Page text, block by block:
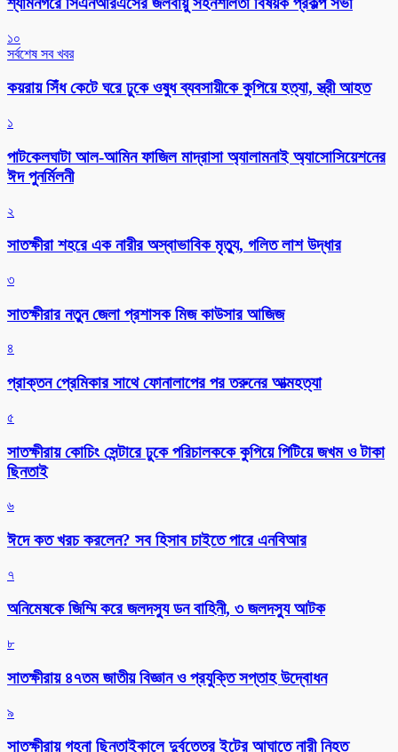
১০
সর্বশেষ সব খবর
কয়রায় সিঁধ কেটে ঘরে ঢুকে ওষুধ ব্যবসায়ীকে কুপিয়ে হত্যা, স্ত্রী আহত
১
পাটকেলঘাটা আল-আমিন ফাজিল মাদ্রাসা অ্যালামনাই অ্যাসোসিয়েশনের
ঈদ পুনর্মিলনী
২
সাতক্ষীরা শহরে এক নারীর অস্বাভাবিক মৃত্যু, গলিত লাশ উদ্ধার
৩
সাতক্ষীরার নতুন জেলা প্রশাসক মিজ কাউসার আজিজ
৪
প্রাক্তন প্রেমিকার সাথে ফোনালাপের পর তরুনের আত্মহত্যা
৫
সাতক্ষীরায় কোচিং সেন্টারে ঢুকে পরিচালককে কুপিয়ে পিটিয়ে জখম ও টাকা
ছিনতাই
৬
ঈদে কত খরচ করলেন? সব হিসাব চাইতে পারে এনবিআর
৭
অনিমেষকে জিম্মি করে জলদস্যু ডন বাহিনী, ৩ জলদস্যু আটক
৮
সাতক্ষীরায় ৪৭তম জাতীয় বিজ্ঞান ও প্রযুক্তি সপ্তাহ উদ্বোধন
৯
সাতক্ষীরায় গহনা ছিনতাইকালে দুর্বৃত্তের ইটের আঘাতে নারী নিহত